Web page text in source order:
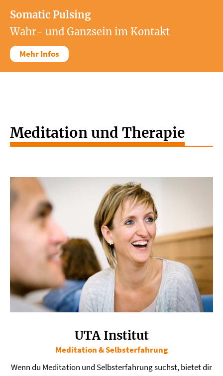
Somatic Pulsing
Wahr- und Ganzsein im Kontakt
Mehr Infos
Meditation und Therapie
UTA Institut
Meditation & Selbsterfahrung
Wenn du Meditation und Selbsterfahrung suchst, bietet dir